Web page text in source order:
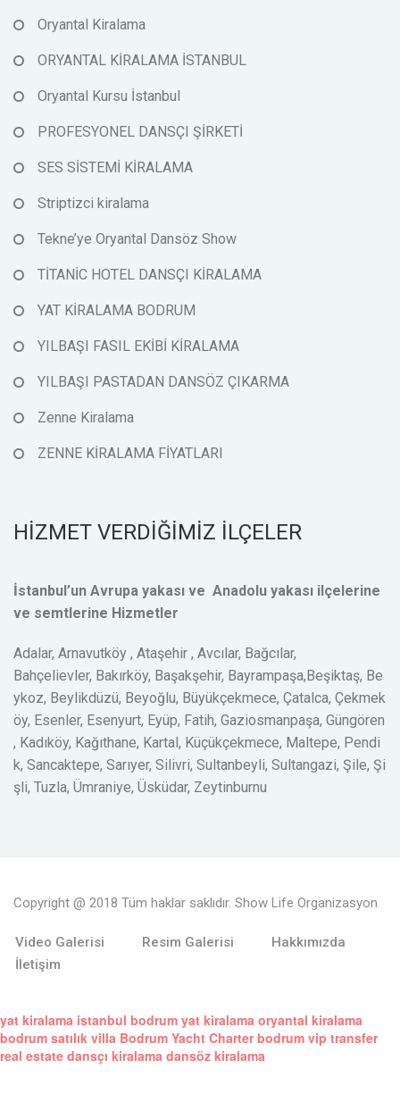
Oryantal Kiralama
ORYANTAL KİRALAMA İSTANBUL
Oryantal Kursu İstanbul
PROFESYONEL DANSÇI ŞİRKETİ
SES SİSTEMİ KİRALAMA
Striptizci kiralama
Tekne’ye Oryantal Dansöz Show
TİTANİC HOTEL DANSÇI KİRALAMA
YAT KİRALAMA BODRUM
YILBAŞI FASIL EKİBİ KİRALAMA
YILBAŞI PASTADAN DANSÖZ ÇIKARMA
Zenne Kiralama
ZENNE KİRALAMA FİYATLARI
HİZMET VERDİĞİMİZ İLÇELER
İstanbul’un Avrupa yakası ve Anadolu yakası ilçelerine
ve semtlerine Hizmetler
Adalar, Arnavutköy , Ataşehir , Avcılar, Bağcılar,
Bahçelievler, Bakırköy, Başakşehir, Bayrampaşa,Beşiktaş, Be
ykoz, Beylikdüzü, Beyoğlu, Büyükçekmece, Çatalca, Çekmek
öy, Esenler, Esenyurt, Eyüp, Fatih, Gaziosmanpaşa, Güngören
, Kadıköy, Kağıthane, Kartal, Küçükçekmece, Maltepe, Pendi
k, Sancaktepe, Sarıyer, Silivri, Sultanbeyli, Sultangazi, Şile, Şi
şli, Tuzla, Ümraniye, Üsküdar, Zeytinburnu
Copyright @ 2018 Tüm haklar saklıdır. Show Life Organizasyon
Video Galerisi Resim Galerisi
Hakkımızda
İletişim
yat kiralama istanbul bodrum yat kiralama oryantal kiralama
bodrum satılık villa Bodrum Yacht Charter bodrum vip transfer
real estate dansçı kiralama dansöz kiralama